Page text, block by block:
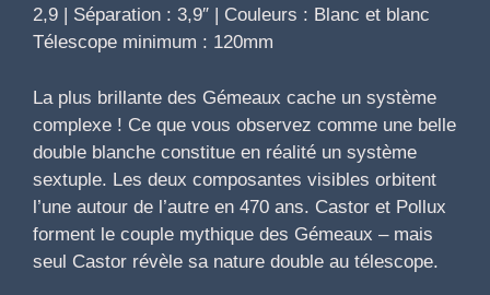
2,9 | Séparation : 3,9″ | Couleurs : Blanc et blanc
Télescope minimum : 120mm
La plus brillante des Gémeaux cache un système
complexe ! Ce que vous observez comme une belle
double blanche constitue en réalité un système
sextuple. Les deux composantes visibles orbitent
l’une autour de l’autre en 470 ans. Castor et Pollux
forment le couple mythique des Gémeaux – mais
seul Castor révèle sa nature double au télescope.